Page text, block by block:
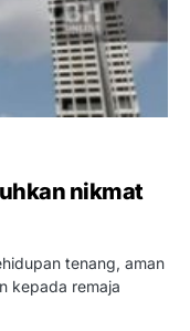
nikmat
tenang, aman
kepada remaja